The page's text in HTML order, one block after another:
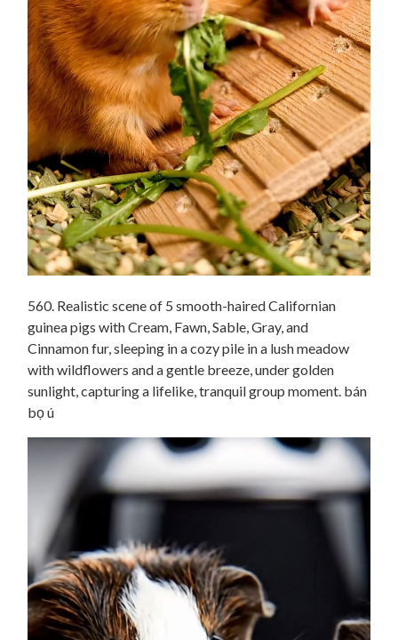
560. Realistic scene of 5 smooth-haired Californian
guinea pigs with Cream, Fawn, Sable, Gray, and
Cinnamon fur, sleeping in a cozy pile in a lush meadow
with wildflowers and a gentle breeze, under golden
sunlight, capturing a lifelike, tranquil group moment. bán
bọ ú